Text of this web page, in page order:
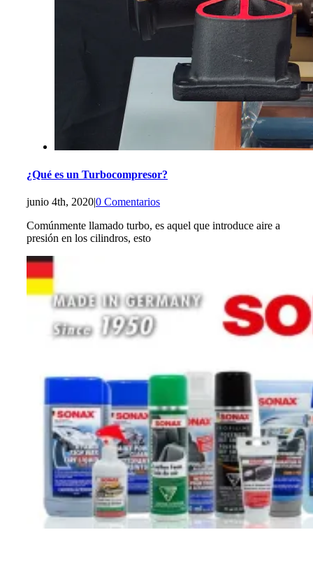
¿Qué es un Turbocompresor?
junio 4th, 2020|0 Comentarios
Comúnmente llamado turbo, es aquel que introduce aire a
presión en los cilindros, esto